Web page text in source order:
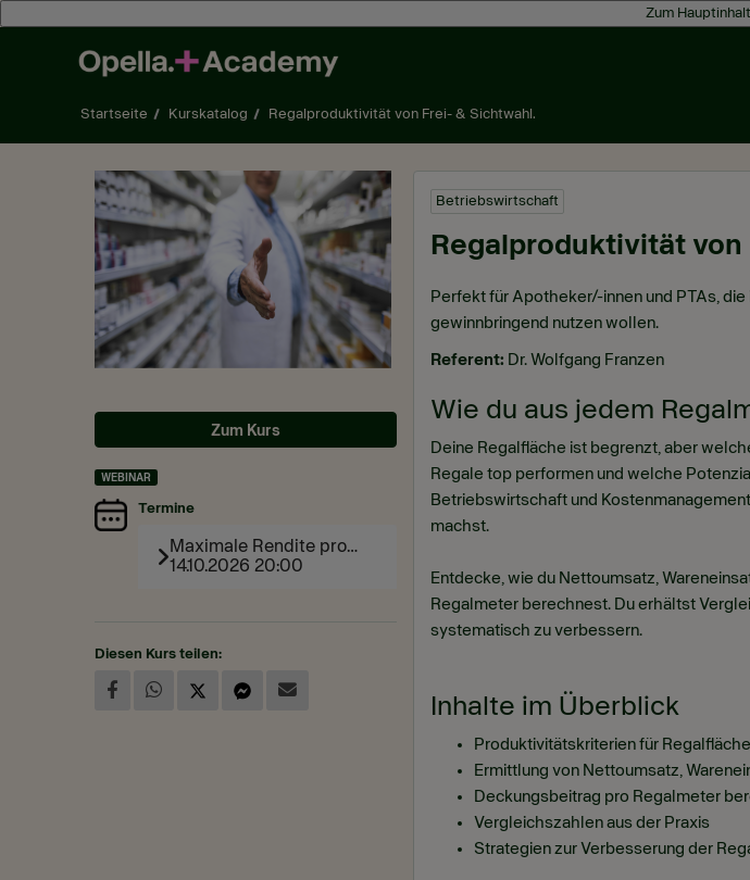
Zum
Zum Hauptinhalt wechseln
Startseite Kurskatalog Regalproduktivität von Frei- & Sichtwahl.
Zum Kurs
WEBINAR
Termine
Maximale Rendite pro
Regalmeter: So
14.10.2026 20:00
Diesen Kurs teilen:
Betriebswirtschaft
Regalproduktivität
Perfekt für Apotheker/-innen und PTAs,
gewinnbringend nutzen wollen.
Referent: Dr. Wolfgang Franzen
Wie du aus jedem
Deine Regalfläche ist begrenzt, aber
Regale top performen und welche
Betriebswirtschaft und
machst.
Entdecke, wie du Nettoumsatz,
Regalmeter berechnest. Du erhältst
systematisch zu verbessern.
Inhalte im Überblick
Produktivitätskriterien für
Ermittlung von Nettoumsatz,
Deckungsbeitrag pro Regalmeter
Vergleichszahlen aus der Praxis
Strategien zur Verbesserung der